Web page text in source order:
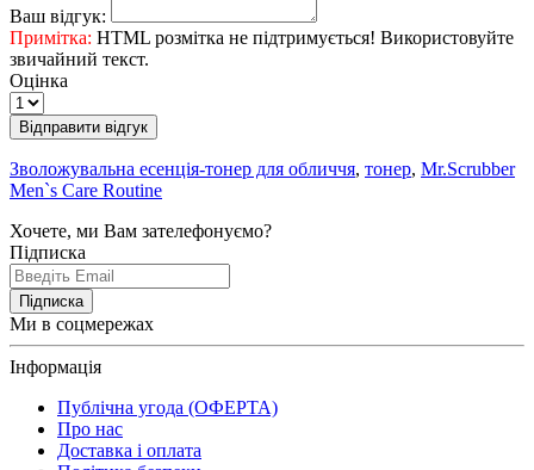
Ваш відгук:
Примітка: HTML розмітка не підтримується! Використовуйте
звичайний текст.
Оцінка
Відправити відгук
Зволожувальна есенція-тонер для обличчя, тонер, Mr.Scrubber
Men`s Care Routine
Хочете, ми Вам зателефонуємо?
Підписка
Підписка
Ми в соцмережах
Інформація
Публічна угода (ОФЕРТА)
Про нас
Доставка і оплата